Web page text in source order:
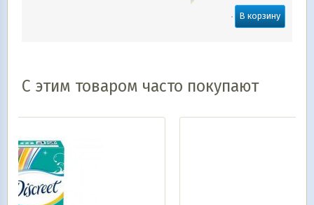
В корзину
С этим товаром часто покупают